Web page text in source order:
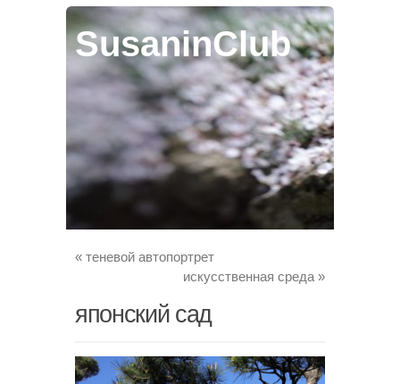
SusaninClub
« теневой автопортрет
искусственная среда »
японский сад